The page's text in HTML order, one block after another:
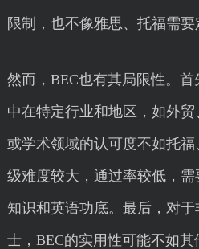
限制，也不像雅思、托福需要
然而，BEC也有其局限性。
中在特定行业和地区，如外
或学术领域的认可度不如托
级难度较大，通过率较低，
知识和英语功底。最后，对
士，BEC的实用性可能不如其